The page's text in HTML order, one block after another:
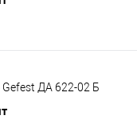
ДА 622-02 Б